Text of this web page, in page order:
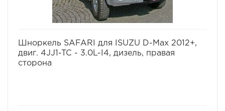
Шноркель SAFARI для ISUZU D-Max 2012+,
двиг. 4JJ1-TC - 3.0L-I4, дизель, правая
сторона